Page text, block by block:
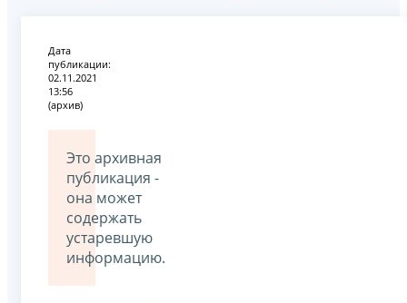
Дата
публикации:
02.11.2021
13:56
(архив)
Это архивная
публикация -
она может
содержать
устаревшую
информацию.